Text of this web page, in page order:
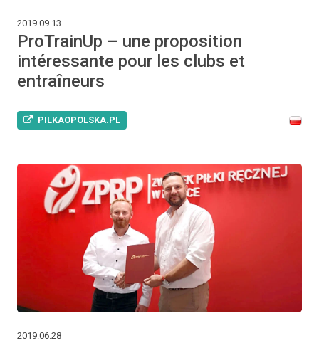
2019.09.13
ProTrainUp – une proposition
intéressante pour les clubs et
entraîneurs
PILKAOPOLSKA.PL
2019.06.28